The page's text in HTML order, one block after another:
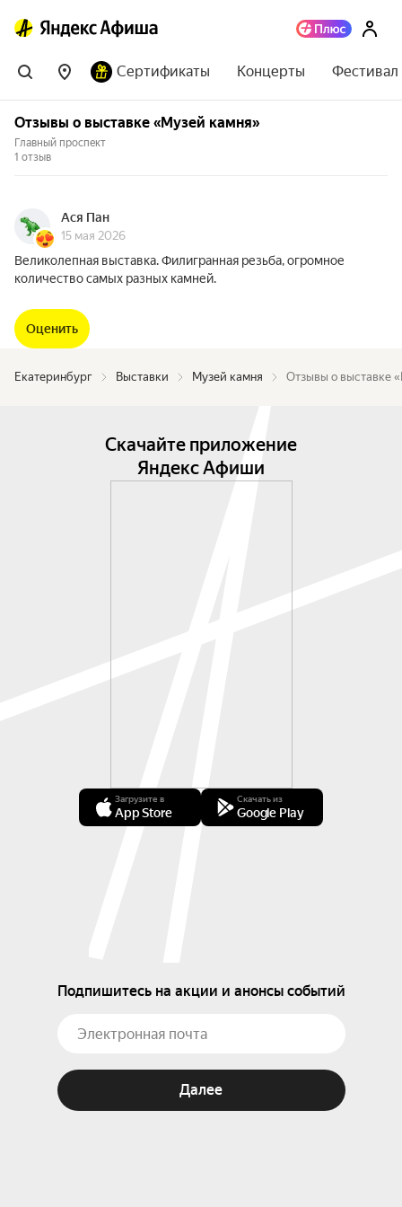
Сертификаты Концерты
Отзывы о выставке «Музей камня»
Главный проспект
1 отзыв
Ася Пан
15 мая 2026
Великолепная выставка. Филигранная резьба, огромное
количество самых разных камней.
Оценить
Екатеринбург Выставки Музей камня Отзывы о выставке
Скачайте приложение
Яндекс Афиши
Загрузите в
App Store
Скачать из
Google Play
Подпишитесь на акции и анонсы событий
Далее